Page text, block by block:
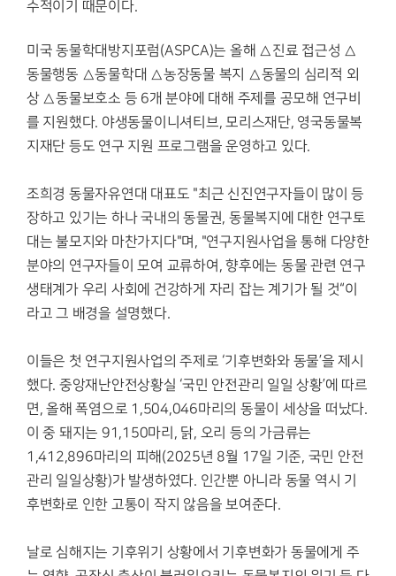
수적이기 때문이다.
미국 동물학대방지포럼(ASPCA)는 올해 △진료 접근성 △
동물행동 △동물학대 △농장동물 복지 △동물의 심리적 외
상 △동물보호소 등 6개 분야에 대해 주제를 공모해 연구비
를 지원했다. 야생동물이니셔티브, 모리스재단, 영국동물복
지재단 등도 연구 지원 프로그램을 운영하고 있다.
조희경 동물자유연대 대표도 "최근 신진연구자들이 많이 등
장하고 있기는 하나 국내의 동물권, 동물복지에 대한 연구토
대는 불모지와 마찬가지다"며, "연구지원사업을 통해 다양한
분야의 연구자들이 모여 교류하여, 향후에는 동물 관련 연구
생태계가 우리 사회에 건강하게 자리 잡는 계기가 될 것“이
라고 그 배경을 설명했다.
이들은 첫 연구지원사업의 주제로 ‘기후변화와 동물’을 제시
했다. 중앙재난안전상황실 ‘국민 안전관리 일일 상황’에 따르
면, 올해 폭염으로 1,504,046마리의 동물이 세상을 떠났다.
이 중 돼지는 91,150마리, 닭, 오리 등의 가금류는
1,412,896마리의 피해(2025년 8월 17일 기준, 국민 안전
관리 일일상황)가 발생하였다. 인간뿐 아니라 동물 역시 기
후변화로 인한 고통이 작지 않음을 보여준다.
날로 심해지는 기후위기 상황에서 기후변화가 동물에게 주